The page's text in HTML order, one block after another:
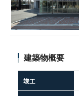
建築物概要
竣工